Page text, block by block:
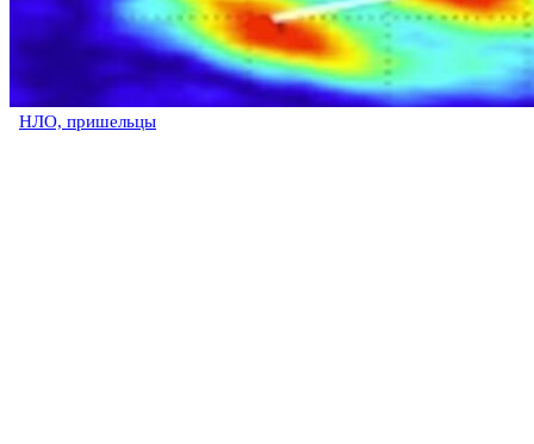
НЛО, пришельцы